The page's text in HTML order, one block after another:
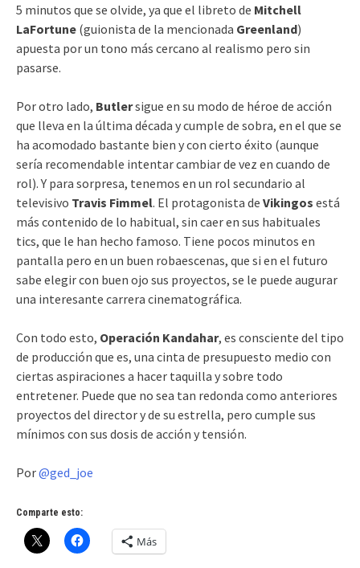
5 minutos que se olvide, ya que el libreto de Mitchell
LaFortune (guionista de la mencionada Greenland)
apuesta por un tono más cercano al realismo pero sin
pasarse.
Por otro lado, Butlersigue en su modo de héroe de acción
que lleva en la última década y cumple de sobra, en el que se
ha acomodado bastante bien y con cierto éxito (aunque
sería recomendable intentar cambiar de vez en cuando de
rol). Y para sorpresa, tenemos en un rol secundario al
televisivo Travis Fimmel. El protagonista de Vikingos está
más contenido de lo habitual, sin caer en sus habituales
tics, que le han hecho famoso. Tiene pocos minutos en
pantalla pero en un buen robaescenas, que si en el futuro
sabe elegir con buen ojo sus proyectos, se le puede augurar
una interesante carrera cinematográfica.
Con todo esto, Operación Kandahar, es consciente del tipo
de producción que es, una cinta de presupuesto medio con
ciertas aspiraciones a hacer taquilla y sobre todo
entretener. Puede que no sea tan redonda como anteriores
proyectos del director y de su estrella, pero cumple sus
mínimos con sus dosis de acción y tensión.
Por@ged_joe
Comparte esto:
Más